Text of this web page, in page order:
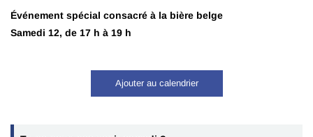
Événement spécial consacré à la bière belge
Samedi 12, de 17 h à 19 h
Ajouter au calendrier